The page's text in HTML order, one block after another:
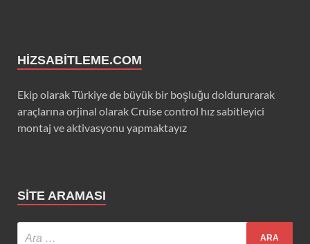
HIZSABITLEME.COM
Ekip olarak Türkiye de büyük bir boşluğu doldururarak
araçlarına orjinal olarak Cruise control hız sabitleyici
montaj ve aktivasyonu yapmaktayız
SITE ARAMASI